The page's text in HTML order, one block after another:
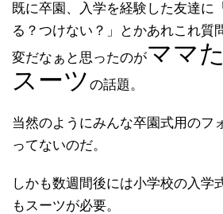
既に卒園、入学を経験した友達に
る？つけない？」とかあれこれ質
変だなぁと思ったのがママ
スーツ の話題。
当然のようにみんな卒園式用のフ
ってないのだ。
しかも数週間後には小学校の入学
もスーツが必要。